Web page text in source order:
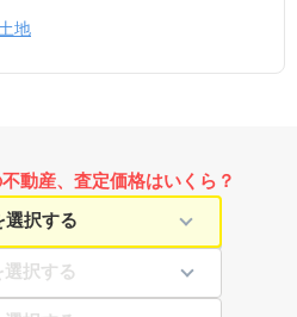
土地
動産、査定価格はいくら？